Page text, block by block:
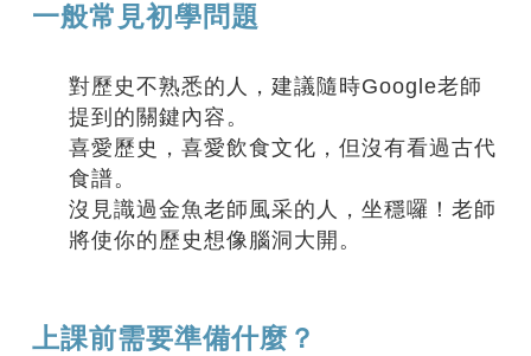
一般常見初學問題
對歷史不熟悉的人，建議隨時Google老師
提到的關鍵內容。
喜愛歷史，喜愛飲食文化，但沒有看過古代
食譜。
沒見識過金魚老師風采的人，坐穩囉！老師
將使你的歷史想像腦洞大開。
上課前需要準備什麼？